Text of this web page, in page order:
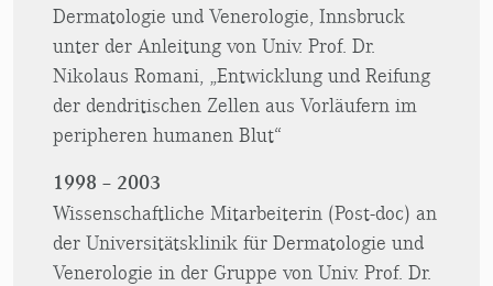
Dermatologie und Venerologie, Innsbruck
unter der Anleitung von Univ. Prof. Dr.
Nikolaus Romani, „Entwicklung und Reifung
der dendritischen Zellen aus Vorläufern im
peripheren humanen Blut“
1998 – 2003
Wissenschaftliche Mitarbeiterin (Post-doc) an
der Universitätsklinik für Dermatologie und
Venerologie in der Gruppe von Univ. Prof. Dr.